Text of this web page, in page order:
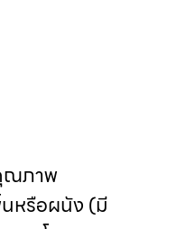
ณภาพ
หรือผนัง (มี